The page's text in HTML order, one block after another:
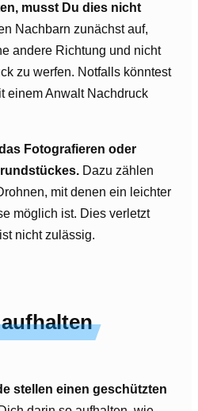
musst Du dies nicht
Nachbarn zunächst auf,
andere Richtung und nicht
zu werfen. Notfalls könntest
einem Anwalt Nachdruck
Fotografieren oder
Dazu zählen
mit denen ein leichter
möglich ist. Dies verletzt
nicht zulässig.
stellen einen geschützten